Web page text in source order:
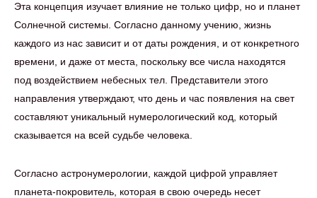
Эта концепция изучает влияние не только цифр, но и планет
Солнечной системы. Согласно данному учению, жизнь
каждого из нас зависит и от даты рождения, и от конкретного
времени, и даже от места, поскольку все числа находятся
под воздействием небесных тел. Представители этого
направления утверждают, что день и час появления на свет
составляют уникальный нумерологический код, который
сказывается на всей судьбе человека.
Согласно астронумерологии, каждой цифрой управляет
планета-покровитель, которая в свою очередь несет